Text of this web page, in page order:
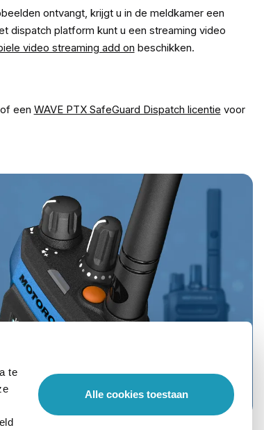
te
Alle cookies toestaan
ontvangt, krijgt u in de meldkamer een
dispatch platform kunt u een streaming video
video streaming add on beschikken.
of een WAVE PTX SafeGuard Dispatch licentie voor